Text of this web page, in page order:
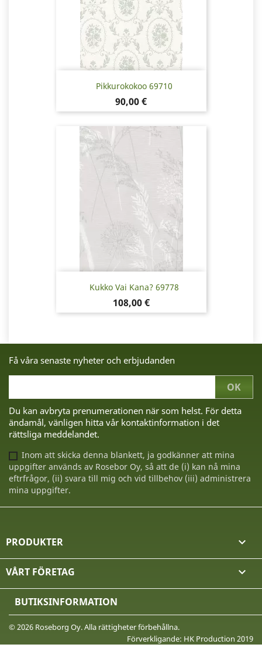
Pikkurokokoo 69710
Pris
90,00 €
Kukko Vai Kana? 69778
Pris
108,00 €
Få våra senaste nyheter och erbjudanden
Du kan avbryta prenumerationen när som helst. För detta
ändamål, vänligen hitta vår kontaktinformation i det
rättsliga meddelandet.
Inom att skicka denna blankett, ja godkänner att mina
uppgifter används av Rosebor Oy, så att de (i) kan nå mina
eftrfrågor, (ii) svara till mig och vid tillbehov (iii) administrera
mina uppgifter.
PRODUKTER 
VÅRT FÖRETAG 
BUTIKSINFORMATION
© 2026 Roseborg Oy. Alla rättigheter förbehållna.
Förverkligande: HK Production 2019